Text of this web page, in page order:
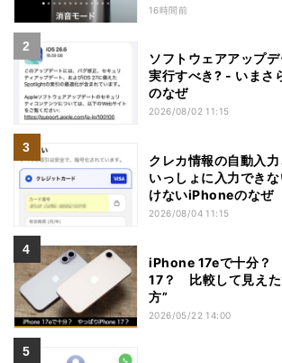
16時間前
ソフトウェアアップデ
実行すべき? - いまさ
のなぜ
2026/08/02 11:15
クレカ情報の自動入
いっしょに入力でき
けないiPhoneのなぜ
2026/08/04 11:15
iPhone 17eで十分
17？ 比較して見えた
方”
2026/05/22 14:00